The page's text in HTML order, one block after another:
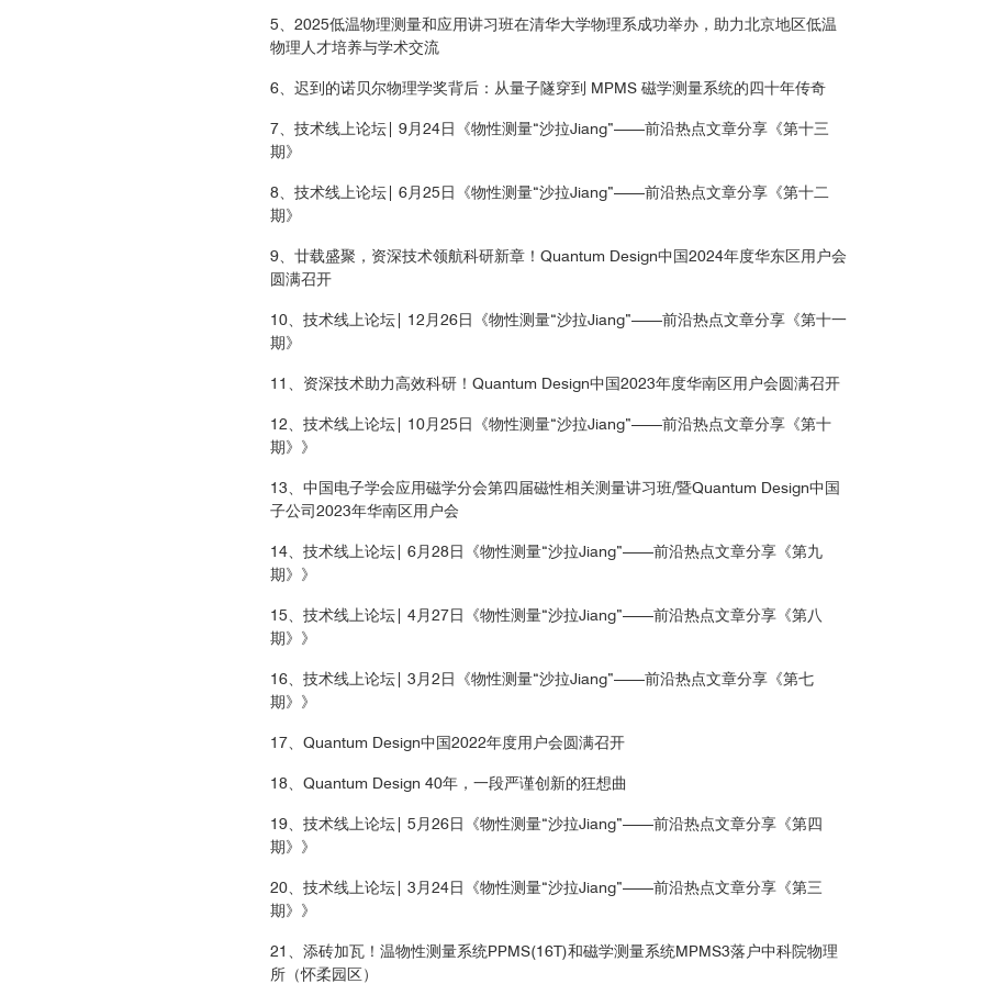
5、2025低温物理测量和应用讲习班在清华大学物理系成功举办，助力北京地区低温
物理人才培养与学术交流
6、迟到的诺贝尔物理学奖背后：从量子隧穿到 MPMS 磁学测量系统的四十年传奇
7、技术线上论坛| 9月24日《物性测量“沙拉Jiang”——前沿热点文章分享《第十三
期》
8、技术线上论坛| 6月25日《物性测量“沙拉Jiang”——前沿热点文章分享《第十二
期》
9、廿载盛聚，资深技术领航科研新章！Quantum Design中国2024年度华东区用户会
圆满召开
10、技术线上论坛| 12月26日《物性测量“沙拉Jiang”——前沿热点文章分享《第十一
期》
11、资深技术助力高效科研！Quantum Design中国2023年度华南区用户会圆满召开
12、技术线上论坛| 10月25日《物性测量“沙拉Jiang”——前沿热点文章分享《第十
期》》
13、中国电子学会应用磁学分会第四届磁性相关测量讲习班/暨Quantum Design中国
子公司2023年华南区用户会
14、技术线上论坛| 6月28日《物性测量“沙拉Jiang”——前沿热点文章分享《第九
期》》
15、技术线上论坛| 4月27日《物性测量“沙拉Jiang”——前沿热点文章分享《第八
期》》
16、技术线上论坛| 3月2日《物性测量“沙拉Jiang”——前沿热点文章分享《第七
期》》
17、Quantum Design中国2022年度用户会圆满召开
18、Quantum Design 40年，一段严谨创新的狂想曲
19、技术线上论坛| 5月26日《物性测量“沙拉Jiang”——前沿热点文章分享《第四
期》》
20、技术线上论坛| 3月24日《物性测量“沙拉Jiang”——前沿热点文章分享《第三
期》》
21、添砖加瓦！温物性测量系统PPMS(16T)和磁学测量系统MPMS3落户中科院物理
所（怀柔园区）